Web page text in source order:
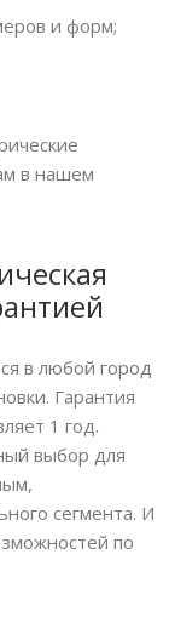
и форм;
в нашем
в любой город
Гарантия
1 год.
выбор для
сегмента. И
по